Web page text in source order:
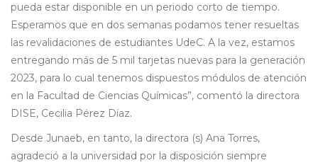
pueda estar disponible en un periodo corto de tiempo.
Esperamos que en dos semanas podamos tener resueltas
las revalidaciones de estudiantes UdeC. A la vez, estamos
entregando más de 5 mil tarjetas nuevas para la generación
2023, para lo cual tenemos dispuestos módulos de atención
en la Facultad de Ciencias Químicas”, comentó la directora
DISE, Cecilia Pérez Díaz.
Desde Junaeb, en tanto, la directora (s) Ana Torres,
agradeció a la universidad por la disposición siempre